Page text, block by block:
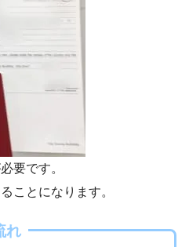
要です。
ことになります。
れ